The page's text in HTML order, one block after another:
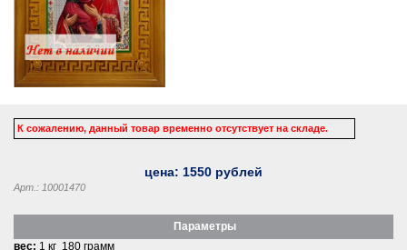
К сожалению, данный товар временно отсутствует на складе.
цена: 1550 рублей
Арт.: 10001470
Параметры
вес: 1 кг 180 грамм